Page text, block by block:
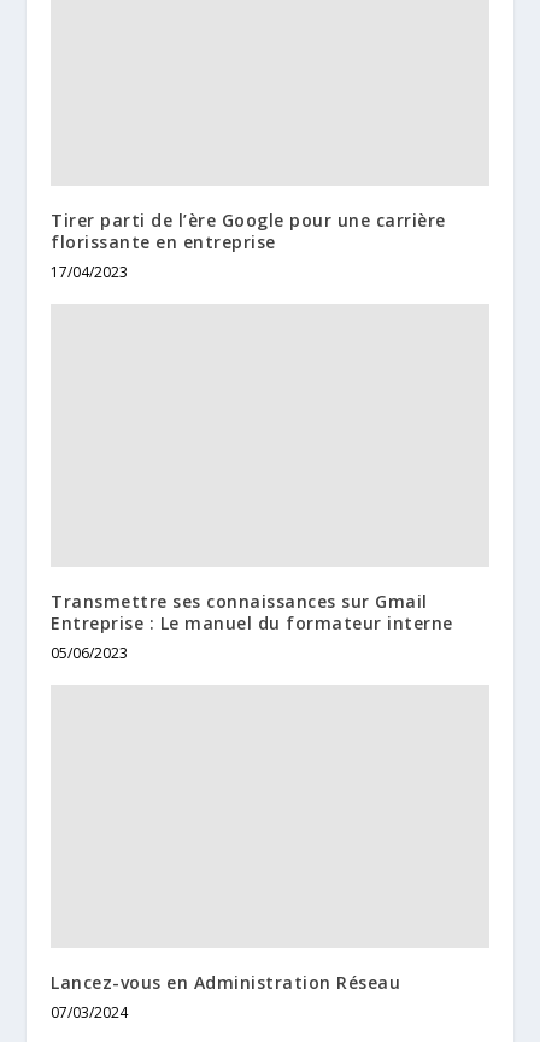
Tirer parti de l’ère Google pour une carrière
florissante en entreprise
17/04/2023
Transmettre ses connaissances sur Gmail
Entreprise : Le manuel du formateur interne
05/06/2023
Lancez-vous en Administration Réseau
07/03/2024